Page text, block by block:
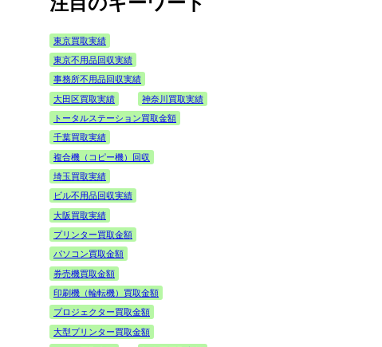
東京買取実績
東京不用品回収実績
事務所不用品回収実績
大田区買取実績 神奈川買取実績
トータルステーション買取金額
千葉買取実績
複合機（コピー機）回収
埼玉買取実績
ビル不用品回収実績
大阪買取実績
プリンター買取金額
パソコン買取金額
券売機買取金額
印刷機（輪転機）買取金額
プロジェクター買取金額
大型プリンター買取金額